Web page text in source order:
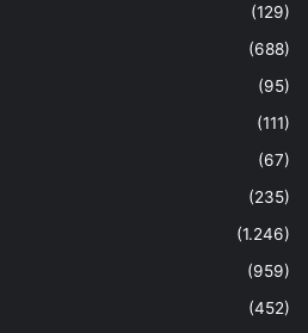
(129)
(688)
(95)
(111)
(67)
(235)
(1.246)
(959)
(452)